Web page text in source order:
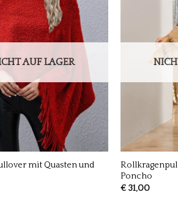
AUF LAGER
mit Quasten und
Poncho
€31,00